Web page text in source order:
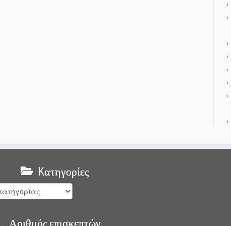
Kατηγορίες
Αριθμός επισκεπτών